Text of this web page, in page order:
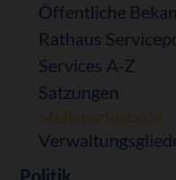
Öffentliche
Rathaus
Services A-Z
Satzungen
Stellenangebote